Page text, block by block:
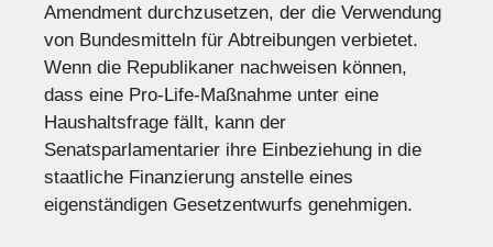
Amendment durchzusetzen, der die Verwendung
von Bundesmitteln für Abtreibungen verbietet.
Wenn die Republikaner nachweisen können,
dass eine Pro-Life-Maßnahme unter eine
Haushaltsfrage fällt, kann der
Senatsparlamentarier ihre Einbeziehung in die
staatliche Finanzierung anstelle eines
eigenständigen Gesetzentwurfs genehmigen.